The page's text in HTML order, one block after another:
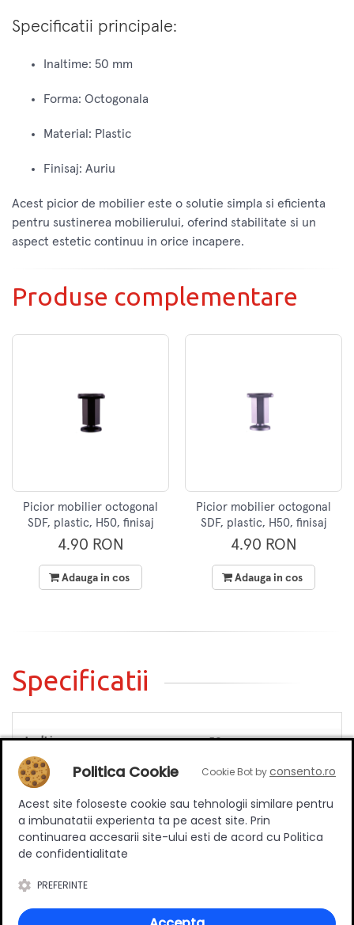
Specificatii principale:
Inaltime: 50 mm
Forma: Octogonala
Material: Plastic
Finisaj: Auriu
Acest picior de mobilier este o solutie simpla si eficienta
pentru sustinerea mobilierului, oferind stabilitate si un
aspect estetic continuu in orice incapere.
Produse complementare
Picior mobilier octogonal
SDF, plastic, H50, finisaj
negru
4.90 RON
Adauga in cos
Picior mobilier octogonal
SDF, plastic, H50, finisaj
aluminiu
4.90 RON
Adauga in cos
Specificatii
Inaltime
50 mm
Material
Plastic
Culoare
Review-uri
Politica Cookie Cookie Bot byconsento.ro
Acest site foloseste cookie sau tehnologii similare pentru
a imbunatatii experienta ta pe acest site. Prin
continuarea accesarii site-ului esti de acord cu Politica
de confidentialitate
PREFERINTE